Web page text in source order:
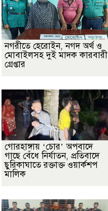
নগরীতে হেরোইন, নগদ অর্থ ও
মোবাইলসহ দুই মাদক কারবারী
গ্রেপ্তার
গোরহাঙ্গায় ‘চোর’ অপবাদে
গাছে বেঁধে নির্যাতন, প্রতিবাদে
ছুরিকাঘাতে রক্তাক্ত ওয়ার্কশপ
মালিক